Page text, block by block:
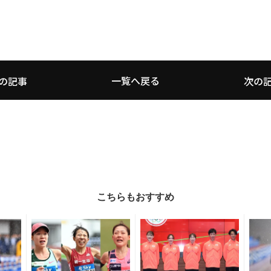
記事 一覧へ戻る 次の
こちらもおすすめ